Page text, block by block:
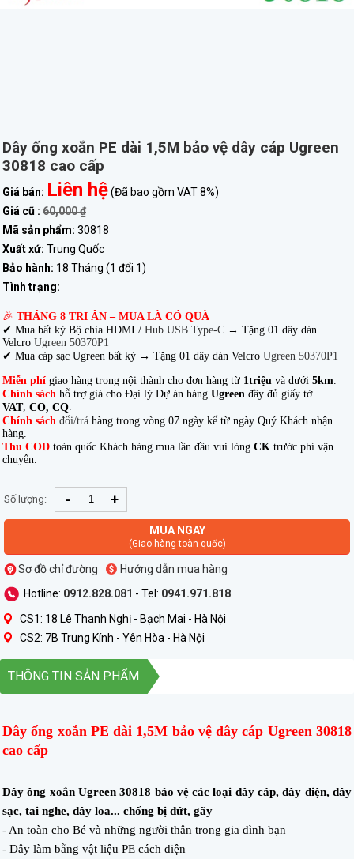
Dây ống xoắn PE dài 1,5M bảo vệ dây cáp Ugreen
30818 cao cấp
Giá bán: Liên hệ(Đã bao gồm VAT 8%)
Giá cũ : 60,000 ₫
Mã sản phẩm: 30818
Xuất xứ: Trung Quốc
Bảo hành: 18 Tháng (1 đổi 1)
Tình trạng:
🎉 THÁNG 8 TRI ÂN – MUA LÀ CÓ QUÀ
✔ Mua bất kỳ Bộ chia HDMI / Hub USB Type-C → Tặng 01 dây dán
Velcro Ugreen 50370P1
✔ Mua cáp sạc Ugreen bất kỳ → Tặng 01 dây dán Velcro Ugreen 50370P1
Miễn phí giao hàng trong nội thành cho đơn hàng từ 1triệu và dưới 5km.
Chính sách hỗ trợ giá cho Đại lý Dự án hàng Ugreen đầy đủ giấy tờ
VAT, CO, CQ.
Chính sách đổi/trả hàng trong vòng 07 ngày kể từ ngày Quý Khách nhận
hàng.
Thu COD toàn quốc Khách hàng mua lần đầu vui lòng CK trước phí vận
chuyển.
Số lượng: - +
MUA NGAY
(Giao hàng toàn quốc)
Sơ đồ chỉ đường
Hướng dẫn mua hàng
Hotline: 0912.828.081 - Tel: 0941.971.818
CS1: 18 Lê Thanh Nghị - Bạch Mai - Hà Nội
CS2: 7B Trung Kính - Yên Hòa - Hà Nội
THÔNG TIN SẢN PHẨM
Dây ống xoắn PE dài 1,5M bảo vệ dây cáp Ugreen 30818
cao cấp
Dây ông xoắn Ugreen 30818 bảo vệ các loại dây cáp, dây điện, dây
sạc, tai nghe, dây loa... chống bị đứt, gãy
- An toàn cho Bé và những người thân trong gia đình bạn
- Dây làm bằng vật liệu PE cách điện